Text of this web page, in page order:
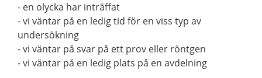
- en olycka har inträffat
- vi väntar på en ledig tid för en viss typ av
undersökning
- vi väntar på svar på ett prov eller röntgen
- vi väntar på en ledig plats på en avdelning